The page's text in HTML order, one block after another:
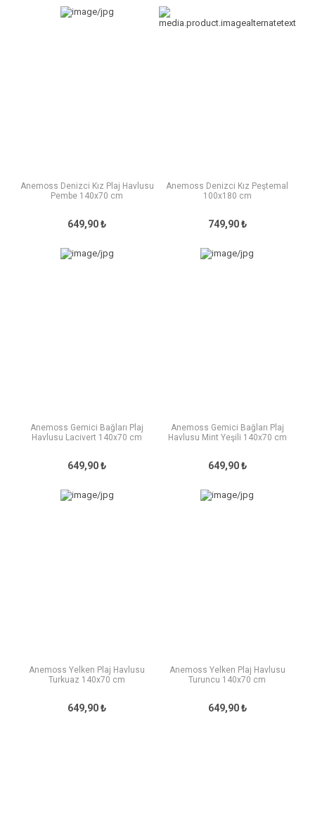
Anemoss Denizci Kız Plaj Havlusu
Pembe 140x70 cm
649,90 ₺
Anemoss Denizci Kız Peştemal
100x180 cm
749,90 ₺
Anemoss Gemici Bağları Plaj
Havlusu Lacivert 140x70 cm
649,90 ₺
Anemoss Gemici Bağları Plaj
Havlusu Mint Yeşili 140x70 cm
649,90 ₺
Anemoss Yelken Plaj Havlusu
Turkuaz 140x70 cm
649,90 ₺
Anemoss Yelken Plaj Havlusu
Turuncu 140x70 cm
649,90 ₺